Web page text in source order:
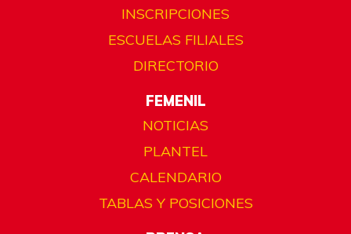
INSCRIPCIONES
ESCUELAS FILIALES
DIRECTORIO
FEMENIL
NOTICIAS
PLANTEL
CALENDARIO
TABLAS Y POSICIONES